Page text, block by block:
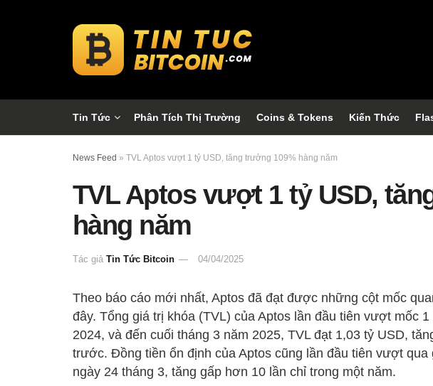
Tin Tức Phân Tích Thị Trường Coins & Tokens Kiến Thức
News Feed » TVL Aptos vượt 1 tỷ USD, tăng trưởng 109% hàng năm
TVL Aptos vượt 1 tỷ USD,
hàng năm
Tác giả Tin Tức Bitcoin 04/04/2025
Theo báo cáo mới nhất, Aptos đã đạt được những cột mốc
đây. Tổng giá trị khóa (TVL) của Aptos lần đầu tiên vượt mốc
2024, và đến cuối tháng 3 năm 2025, TVL đạt 1,03 tỷ USD,
trước. Đồng tiền ổn định của Aptos cũng lần đầu tiên vượt
ngày 24 tháng 3, tăng gấp hơn 10 lần chỉ trong một năm.